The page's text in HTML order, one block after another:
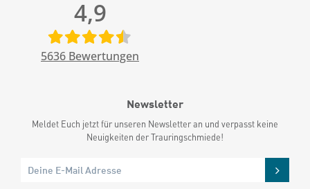
4,9
5636 Bewertungen
Newsletter
Meldet Euch jetzt für unseren Newsletter an und verpasst keine
Neuigkeiten der Trauringschmiede!